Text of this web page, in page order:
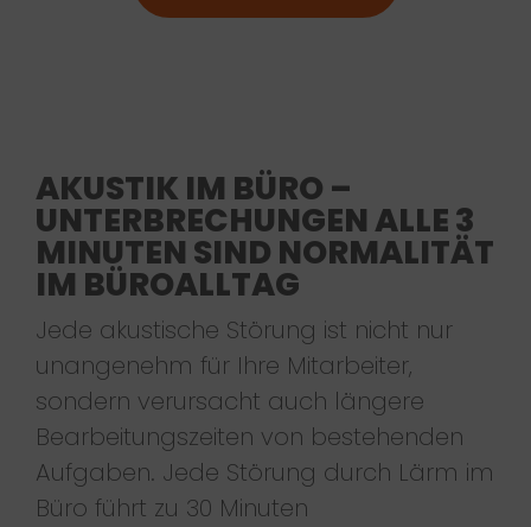
AKUSTIK IM BÜRO –
UNTERBRECHUNGEN ALLE 3
MINUTEN SIND NORMALITÄT
IM BÜROALLTAG
Jede akustische Störung ist nicht nur
unangenehm für Ihre Mitarbeiter,
sondern verursacht auch längere
Bearbeitungszeiten von bestehenden
Aufgaben. Jede Störung durch Lärm im
Büro führt zu 30 Minuten